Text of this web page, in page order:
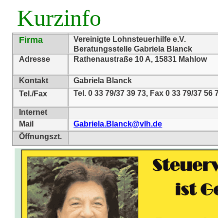
Kurzinfo
Firma
Vereinigte Lohnsteuerhilfe e.V.
Beratungsstelle Gabriela Blanck
Adresse
Rathenaustraße 10 A, 15831 Mahlow
Kontakt
Gabriela Blanck
Tel./Fax
Tel. 0 33 79/37 39 73, Fax 0 33 79/37 56
Internet
Mail
Gabriela.Blanck@vlh.de
Öffnungszt.